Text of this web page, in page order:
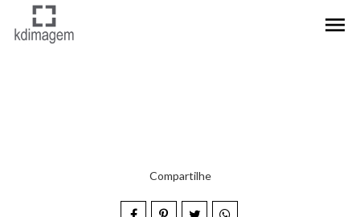
menu
Compartilhe